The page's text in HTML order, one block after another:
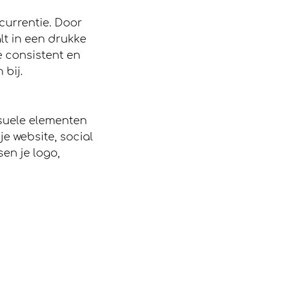
Door
in een drukke
consistent en
bij.
elementen
website, social
je logo,